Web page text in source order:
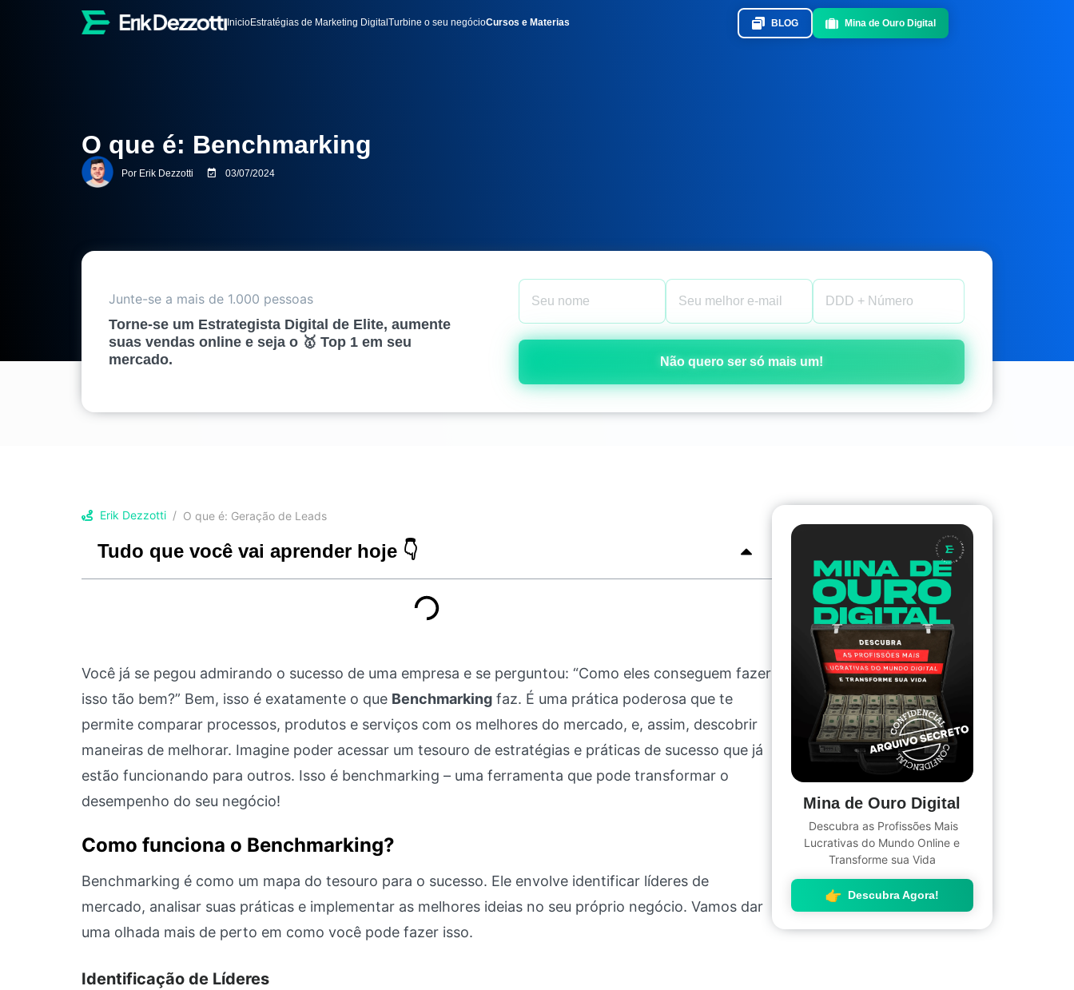
InicioEstratégias de Marketing DigitalTurbine o seu negócioCursos e Materias BLOG Mina de Ouro Digital
O que é: Benchmarking
Por Erik Dezzotti 03/07/2024
Junte-se a mais de 1.000 pessoas
Torne-se um Estrategista Digital de Elite, aumente
suas vendas online e seja o 🥇 Top 1 em seu
mercado.
Não quero ser só mais um!
Erik Dezzotti O que é: Geração de Leads
Tudo que você vai aprender hoje 👇
Você já se pegou admirando o sucesso de uma empresa e se perguntou: “Como eles conseguem fazer
isso tão bem?” Bem, isso é exatamente o que Benchmarking faz. É uma prática poderosa que te
permite comparar processos, produtos e serviços com os melhores do mercado, e, assim, descobrir
maneiras de melhorar. Imagine poder acessar um tesouro de estratégias e práticas de sucesso que já
estão funcionando para outros. Isso é benchmarking – uma ferramenta que pode transformar o
desempenho do seu negócio!
Como funciona o Benchmarking?
Benchmarking é como um mapa do tesouro para o sucesso. Ele envolve identificar líderes de
mercado, analisar suas práticas e implementar as melhores ideias no seu próprio negócio. Vamos dar
uma olhada mais de perto em como você pode fazer isso.
Identificação de Líderes
Mina de Ouro Digital
Descubra as Profissões Mais
Lucrativas do Mundo Online e
Transforme sua Vida
Descubra Agora!